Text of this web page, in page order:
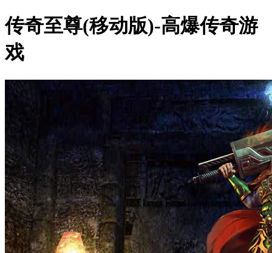
传奇至尊(移动版)-高爆传奇游
戏